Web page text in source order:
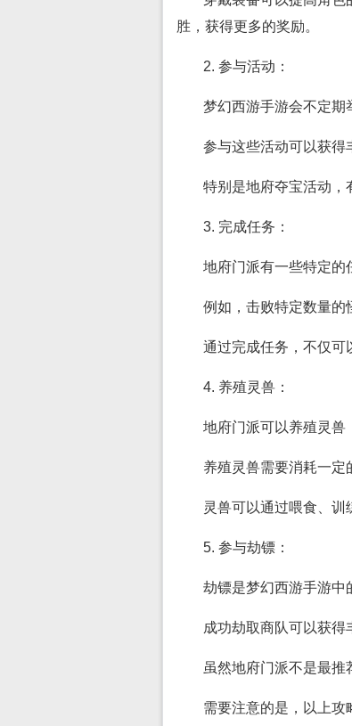
胜，获得更多的奖励。
2. 参与活动：
梦幻西游手游会不定期
参与这些活动可以获得
特别是地府夺宝活动，
3. 完成任务：
地府门派有一些特定的
例如，击败特定数量的
通过完成任务，不仅可
4. 养殖灵兽：
地府门派可以养殖灵兽
养殖灵兽需要消耗一定
灵兽可以通过喂食、训
5. 参与劫镖：
劫镖是梦幻西游手游中
成功劫取商队可以获得
虽然地府门派不是最推
需要注意的是，以上攻